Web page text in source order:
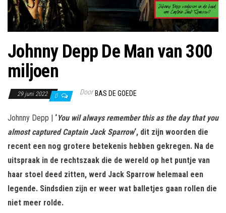
Johnny Depp De Man van 300
miljoen
29 juni 2022 0 Door BAS DE GOEDE
Johnny Depp | ‘You wil always remember this as the day that you
almost captured Captain Jack Sparrow‘, dit zijn woorden die
recent een nog grotere betekenis hebben gekregen. Na de
uitspraak in de rechtszaak die de wereld op het puntje van
haar stoel deed zitten, werd Jack Sparrow helemaal een
legende. Sindsdien zijn er weer wat balletjes gaan rollen die
niet meer rolde.